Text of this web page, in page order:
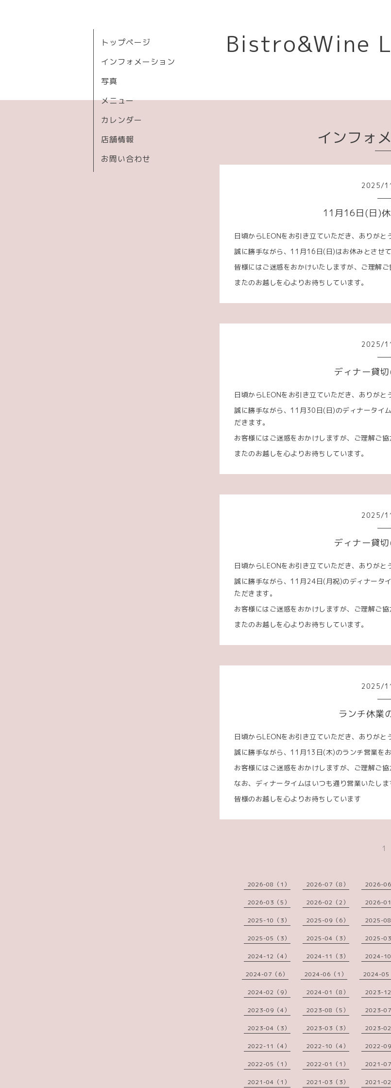
Bistro&Wine
トップページ
インフォメーション
写真
メニュー
カレンダー
店舗情報
お問い合わせ
インフォ
2025/
11月16日(日)
日頃からLEONをお引き立ていただき、ありがと
誠に勝手ながら、11月16日(日)はお休みとさせて
皆様にはご迷惑をおかけいたしますが、ご理解
またのお越しを心よりお待ちしています。
2025/
ディナー貸
日頃からLEONをお引き立ていただき、ありがと
誠に勝手ながら、11月30日(日)のディナータイ
だきます。
お客様にはご迷惑をおかけしますが、ご理解ご協
またのお越しを心よりお待ちしています。
2025/
ディナー貸
日頃からLEONをお引き立ていただき、ありがと
誠に勝手ながら、11月24日(月祝)のディナータ
ただきます。
お客様にはご迷惑をおかけしますが、ご理解ご協
またのお越しを心よりお待ちしています。
2025/
ランチ休業
日頃からLEONをお引き立ていただき、ありがと
誠に勝手ながら、11月13日(木)のランチ営業をお
お客様にはご迷惑をおかけしますが、ご理解ご協
なお、ディナータイムはいつも通り営業いたしま
皆様のお越しを心よりお待ちしています
1
2026-08（1） 2026-07（8） 2026-06
2026-03（5） 2026-02（2） 2026-01
2025-10（3） 2025-09（6） 2025-08
2025-05（3） 2025-04（3） 2025-03
2024-12（4） 2024-11（3） 2024-10
2024-07（6） 2024-06（1） 2024-05
2024-02（9） 2024-01（8） 2023-12
2023-09（4） 2023-08（5） 2023-07
2023-04（3） 2023-03（3） 2023-02
2022-11（4） 2022-10（4） 2022-09
2022-05（1） 2022-01（1） 2021-07
2021-04（1） 2021-03（3） 2021-02